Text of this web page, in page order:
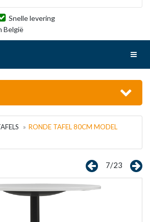
Snelle levering
België
RONDE TAFEL 80CM MODEL
7/23